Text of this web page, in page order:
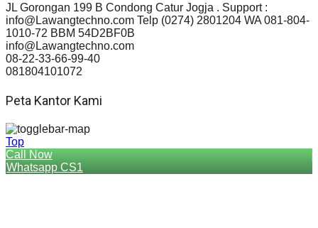
JL Gorongan 199 B Condong Catur Jogja . Support :
info@Lawangtechno.com Telp (0274) 2801204 WA 081-804-
1010-72 BBM 54D2BF0B
info@Lawangtechno.com
08-22-33-66-99-40
081804101072
Peta Kantor Kami
Top
Call Now
Whatsapp CS1